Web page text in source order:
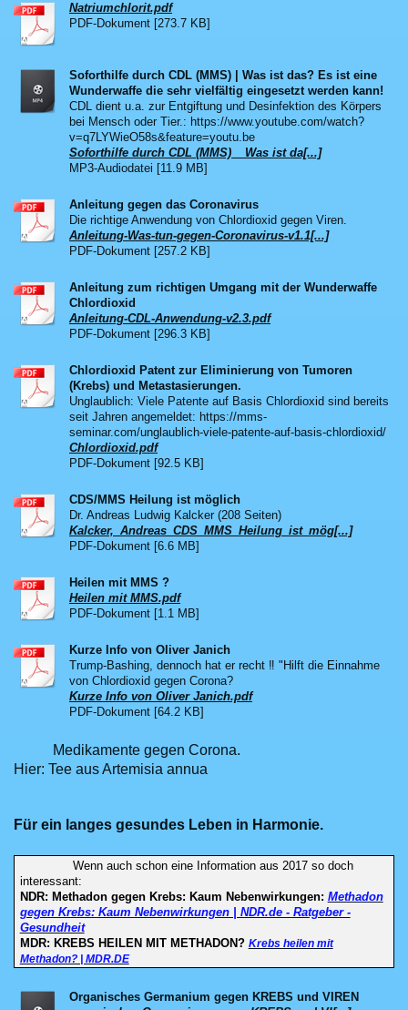
Natriumchlorit.pdf
PDF-Dokument [273.7 KB]
Soforthilfe durch CDL (MMS) | Was ist das? Es ist eine
Wunderwaffe die sehr vielfältig eingesetzt werden kann!
CDL dient u.a. zur Entgiftung und Desinfektion des Körpers
bei Mensch oder Tier.: https://www.youtube.com/watch?
v=q7LYWieO58s&feature=youtu.be
Soforthilfe durch CDL (MMS) _ Was ist da[...]
MP3-Audiodatei [11.9 MB]
Anleitung gegen das Coronavirus
Die richtige Anwendung von Chlordioxid gegen Viren.
Anleitung-Was-tun-gegen-Coronavirus-v1.1[...]
PDF-Dokument [257.2 KB]
Anleitung zum richtigen Umgang mit der Wunderwaffe
Chlordioxid
Anleitung-CDL-Anwendung-v2.3.pdf
PDF-Dokument [296.3 KB]
Chlordioxid Patent zur Eliminierung von Tumoren
(Krebs) und Metastasierungen.
Unglaublich: Viele Patente auf Basis Chlordioxid sind bereits
seit Jahren angemeldet: https://mms-
seminar.com/unglaublich-viele-patente-auf-basis-chlordioxid/
Chlordioxid.pdf
PDF-Dokument [92.5 KB]
CDS/MMS Heilung ist möglich
Dr. Andreas Ludwig Kalcker (208 Seiten)
Kalcker,_Andreas_CDS_MMS_Heilung_ist_mög[...]
PDF-Dokument [6.6 MB]
Heilen mit MMS ?
Heilen mit MMS.pdf
PDF-Dokument [1.1 MB]
Kurze Info von Oliver Janich
Trump-Bashing, dennoch hat er recht ‼️ "Hilft die Einnahme
von Chlordioxid gegen Corona?
Kurze Info von Oliver Janich.pdf
PDF-Dokument [64.2 KB]
Medikamente gegen Corona.
Hier: Tee aus Artemisia annua
Für ein langes gesundes Leben in Harmonie.
Wenn auch schon eine Information aus 2017 so doch
interessant:
NDR: Methadon gegen Krebs: Kaum Nebenwirkungen: Methadon
gegen Krebs: Kaum Nebenwirkungen | NDR.de - Ratgeber -
Gesundheit
MDR: KREBS HEILEN MIT METHADON? Krebs heilen mit
Methadon? | MDR.DE
Organisches Germanium gegen KREBS und VIREN